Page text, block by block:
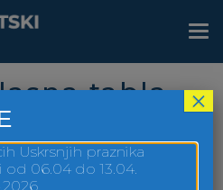
tabla
Uskrsnjih praznika
06.04 do 13.04.
×